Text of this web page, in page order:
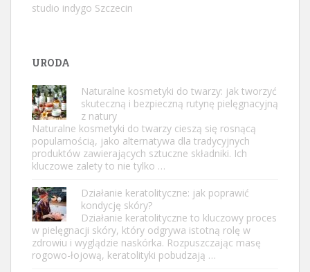
studio indygo Szczecin
URODA
Naturalne kosmetyki do twarzy: jak tworzyć
skuteczną i bezpieczną rutynę pielęgnacyjną
z natury
Naturalne kosmetyki do twarzy cieszą się rosnącą
popularnością, jako alternatywa dla tradycyjnych
produktów zawierających sztuczne składniki. Ich
kluczowe zalety to nie tylko …
Działanie keratolityczne: jak poprawić
kondycję skóry?
Działanie keratolityczne to kluczowy proces
w pielęgnacji skóry, który odgrywa istotną rolę w
zdrowiu i wyglądzie naskórka. Rozpuszczając masę
rogowo-łojową, keratolityki pobudzają …